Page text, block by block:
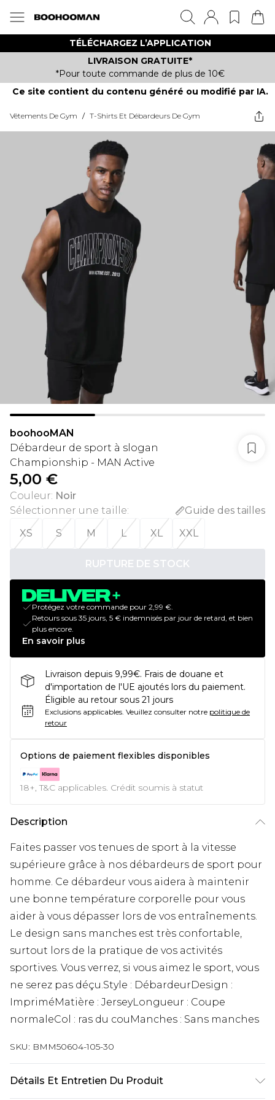
TÉLÉCHARGEZ L’APPLICATION
LIVRAISON GRATUITE*
*Pour toute commande de plus de 10€
Ce site contient du contenu généré ou modifié par IA.
Vêtements De Gym / T-Shirts Et Débardeurs De Gym
boohooMAN
Débardeur de sport à slogan
Championship - MAN Active
5,00 €
Couleur: Noir
Sélectionner une taille:
Guide des tailles
XS
S M L XL XXL
RUPTURE DE STOCK
Protégez votre commande pour 2,99 €.
Retours sous 35 jours, 5 € indemnisés par jour de retard, et bien
plus encore.
En savoir plus
Livraison depuis 9,99€. Frais de douane et
d'importation de l'UE ajoutés lors du paiement.
Éligible au retour sous 21 jours
Exclusions applicables. Veuillez consulter notre politique de
retour
Options de paiement flexibles disponibles
18+, T&C applicables. Crédit soumis à statut
Description
Faites passer vos tenues de sport à la vitesse
supérieure grâce à nos débardeurs de sport pour
homme. Ce débardeur vous aidera à maintenir
une bonne température corporelle pour vous
aider à vous dépasser lors de vos entraînements.
Le design sans manches est très confortable,
surtout lors de la pratique de vos activités
sportives. Vous verrez, si vous aimez le sport, vous
ne serez pas déçu.Style : DébardeurDesign :
ImpriméMatière : JerseyLongueur : Coupe
normaleCol : ras du couManches : Sans manches
SKU: BMM50604-105-30
Détails Et Entretien Du Produit